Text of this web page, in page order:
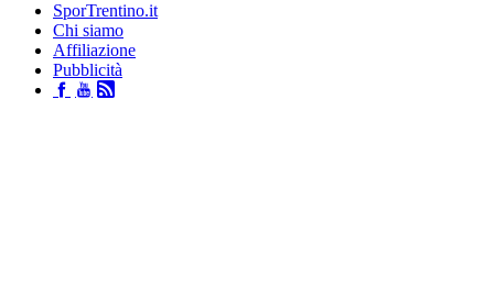
SporTrentino.it
Chi siamo
Affiliazione
Pubblicità